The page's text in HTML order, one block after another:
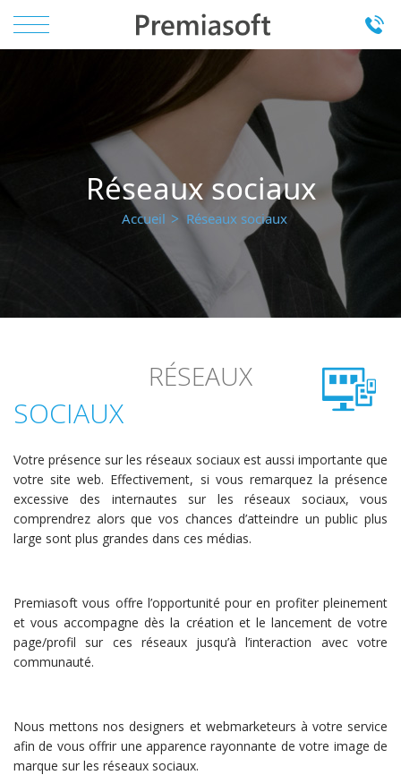
Réseaux sociaux
Accueil Réseaux sociaux
RÉSEAUX
SOCIAUX
Votre présence sur les réseaux sociaux est aussi importante que
votre site web. Effectivement, si vous remarquez la présence
excessive des internautes sur les réseaux sociaux, vous
comprendrez alors que vos chances d’atteindre un public plus
large sont plus grandes dans ces médias.
Premiasoft vous offre l’opportunité pour en profiter pleinement
et vous accompagne dès la création et le lancement de votre
page/profil sur ces réseaux jusqu’à l’interaction avec votre
communauté.
Nous mettons nos designers et webmarketeurs à votre service
afin de vous offrir une apparence rayonnante de votre image de
marque sur les réseaux sociaux.